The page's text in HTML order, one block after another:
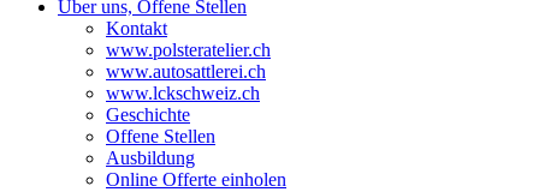
Über uns, Offene Stellen
Kontakt
www.polsteratelier.ch
www.autosattlerei.ch
www.lckschweiz.ch
Geschichte
Offene Stellen
Ausbildung
Online Offerte einholen